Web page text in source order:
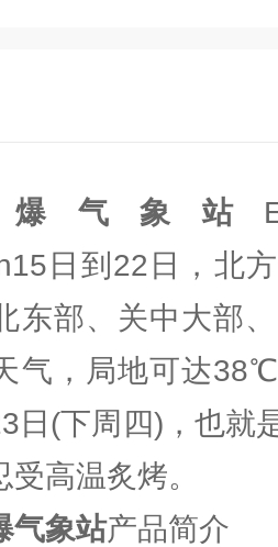
爆气象站
日到22日，北
东部、关中大部
气，局地可达
日(下周四)，也就
高温炙烤。
气象站产品简介